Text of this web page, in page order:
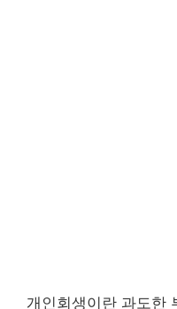
개인회생이란 과도한